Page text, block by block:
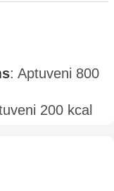
: Aptuveni 800
200 kcal